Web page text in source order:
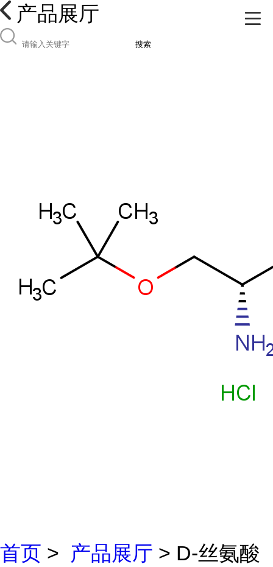
产品展厅
搜索
首页 > 产品展厅 > D-丝氨酸